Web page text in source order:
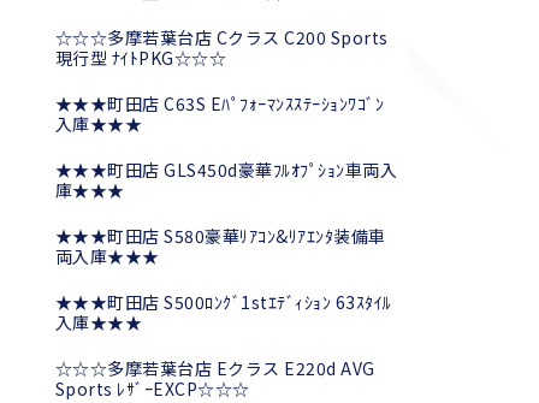
☆☆☆多摩若葉台店 Cクラス C200 Sports
現行型 ﾅｲﾄPKG☆☆☆
★★★町田店 C63S Eﾊﾟﾌｫｰﾏﾝｽｽﾃｰｼｮﾝﾜｺﾞﾝ
入庫★★★
★★★町田店 GLS450d豪華ﾌﾙｵﾌﾟｼｮﾝ車両入
庫★★★
★★★町田店 S580豪華ﾘｱｺﾝ&ﾘｱｴﾝﾀ装備車
両入庫★★★
★★★町田店 S500ﾛﾝｸﾞ1stｴﾃﾞｨｼｮﾝ 63ｽﾀｲﾙ
入庫★★★
☆☆☆多摩若葉台店 Eクラス E220d AVG
Sports ﾚｻﾞｰEXCP☆☆☆